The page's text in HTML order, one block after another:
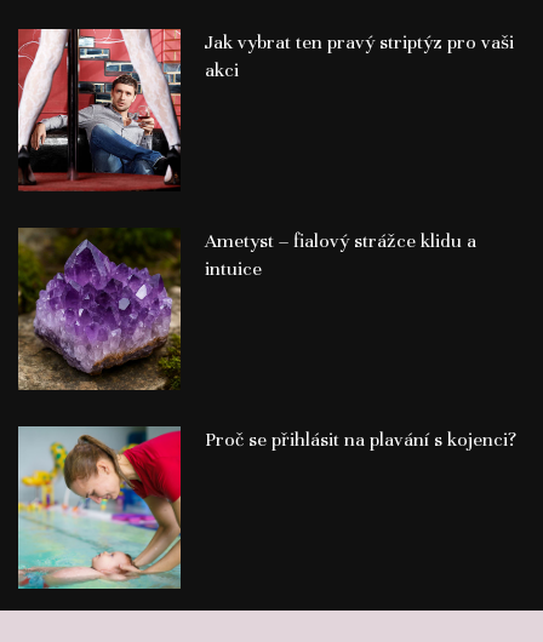
Jak vybrat ten pravý striptýz pro vaši
akci
Ametyst – fialový strážce klidu a
intuice
Proč se přihlásit na plavání s kojenci?